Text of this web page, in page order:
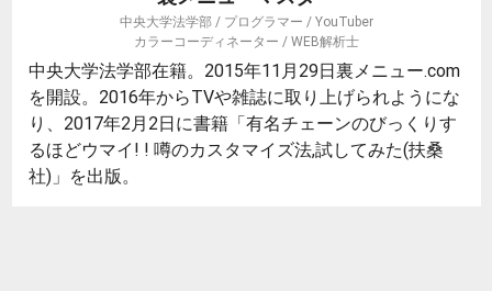
中央大学法学部 / プログラマー / YouTuber
カラーコーディネーター / WEB解析士
中央大学法学部在籍。2015年11月29日裏メニュー.com
を開設。2016年からTVや雑誌に取り上げられようにな
り、2017年2月2日に書籍「有名チェーンのびっくりす
るほどウマイ! ! 噂のカスタマイズ法,試してみた(扶桑
社)」を出版。